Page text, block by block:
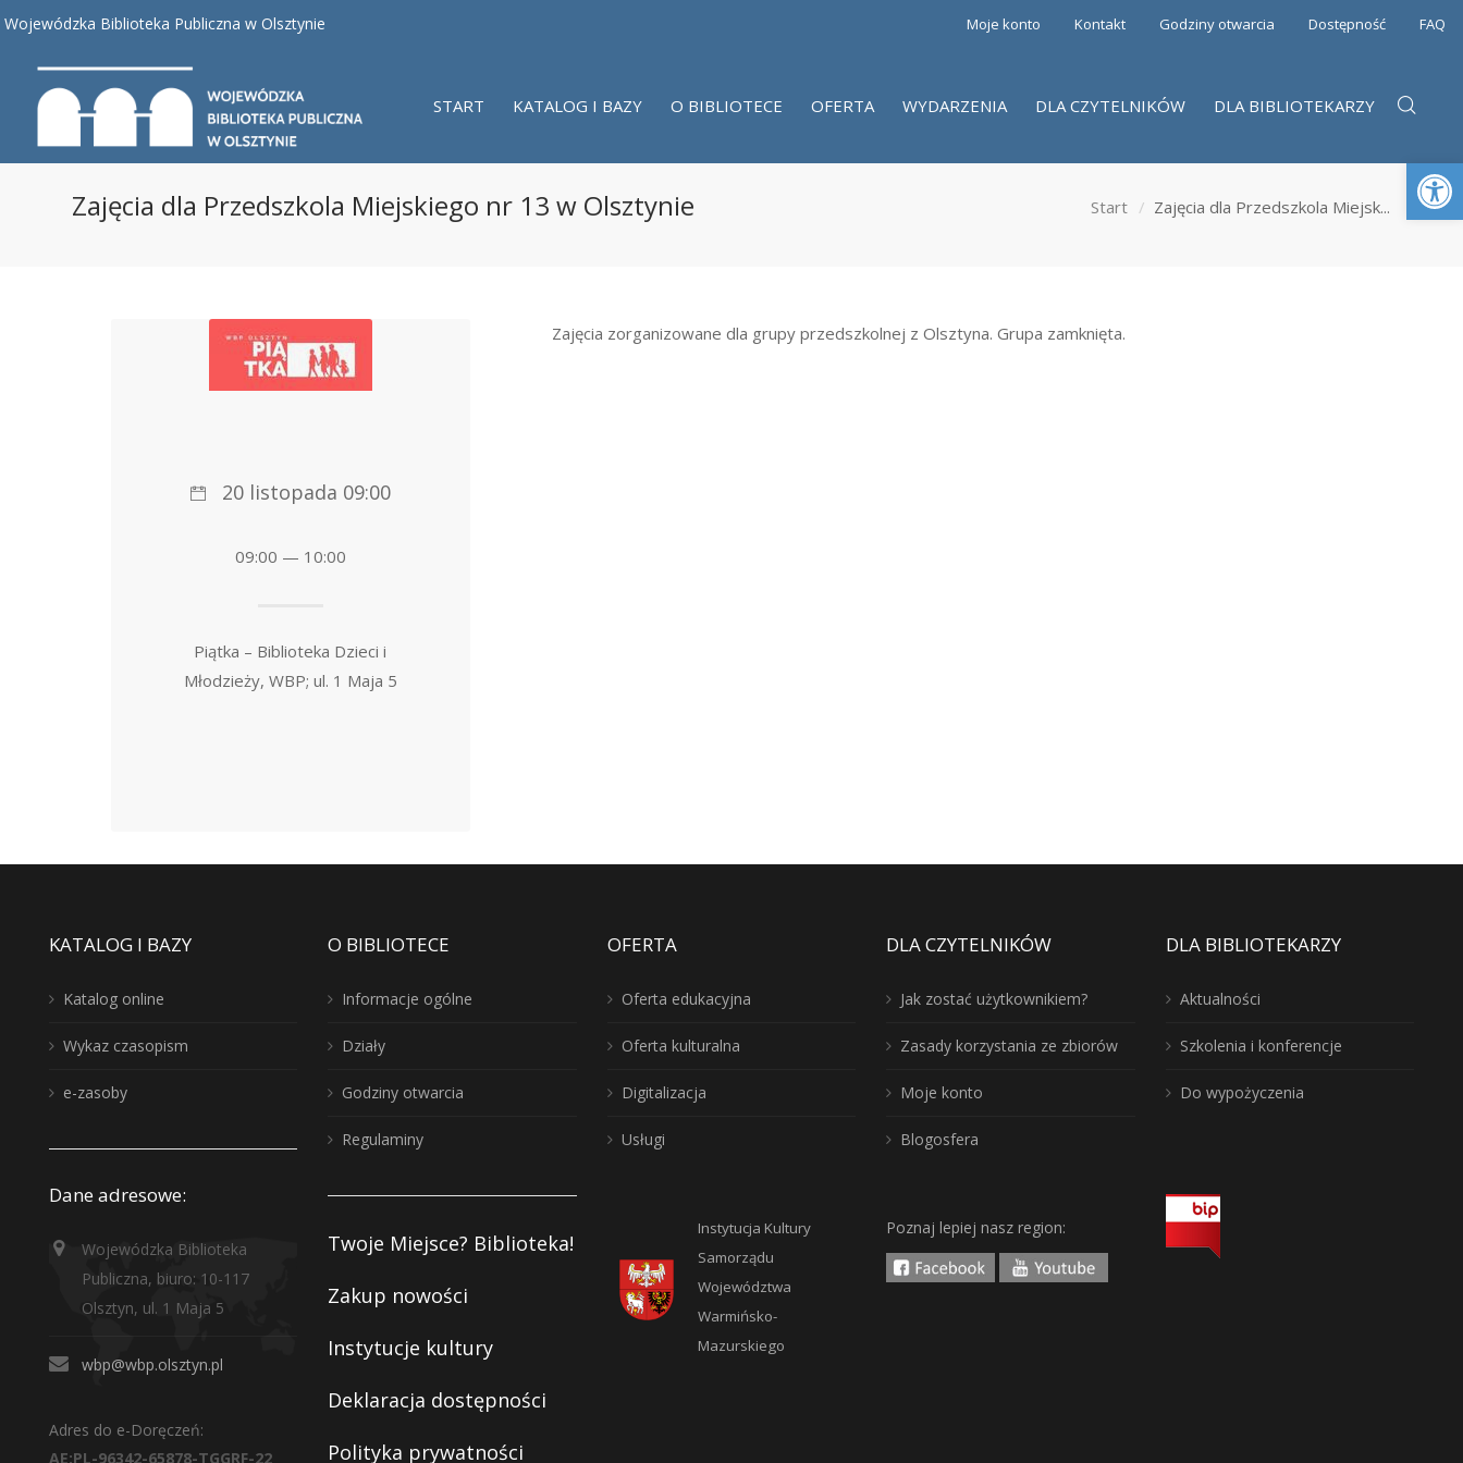
Wojewódzka Biblioteka Publiczna w Olsztynie Moje konto Kontakt Godziny otwarcia Dostępność FAQ
START KATALOG I BAZY O BIBLIOTECE OFERTA WYDARZENIA DLA CZYTELNIKÓW DLA BIBLIOTEKARZY
Zajęcia dla Przedszkola Miejskiego nr 13 w Olsztynie Start Zajęcia dla Przedszkola Miejsk...
Zajęcia zorganizowane dla grupy przedszkolnej z Olsztyna. Grupa zamknięta.
20 listopada 09:00
09:00 — 10:00
Piątka – Biblioteka Dzieci i
Młodzieży, WBP; ul. 1 Maja 5
KATALOG I BAZY
Katalog online
Wykaz czasopism
e-zasoby
Dane adresowe:
Wojewódzka Biblioteka
Publiczna, biuro: 10-117
Olsztyn, ul. 1 Maja 5
wbp@wbp.olsztyn.pl
Adres do e-Doręczeń:
AE:PL-96342-65878-TGGRF-22
O BIBLIOTECE
Informacje ogólne
Działy
Godziny otwarcia
Regulaminy
Twoje Miejsce? Biblioteka!
Zakup nowości
Instytucje kultury
Deklaracja dostępności
Polityka prywatności
OFERTA
Oferta edukacyjna
Oferta kulturalna
Digitalizacja
Usługi
Instytucja Kultury
Samorządu
Województwa
Warmińsko-
Mazurskiego
DLA CZYTELNIKÓW
Jak zostać użytkownikiem?
Zasady korzystania ze zbiorów
Moje konto
Blogosfera
Poznaj lepiej nasz region:
DLA BIBLIOTEKARZY
Aktualności
Szkolenia i konferencje
Do wypożyczenia